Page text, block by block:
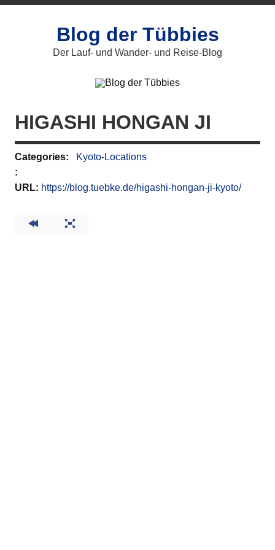
Zum
Blog der Tübbies
Der Lauf- und Wander- und Reise-Blog
HIGASHI HONGAN JI
Categories:
Kyoto-Locations
:
URL: https://blog.tuebke.de/higashi-hongan-ji-kyoto/